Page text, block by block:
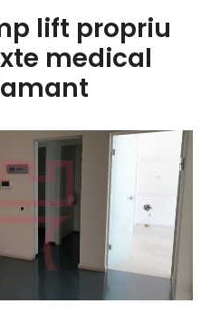
lift propriu
medical